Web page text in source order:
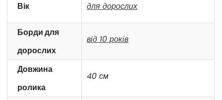
Вік для дорослих
Борди для
дорослих
від 10 років
Довжина
ролика
40 см